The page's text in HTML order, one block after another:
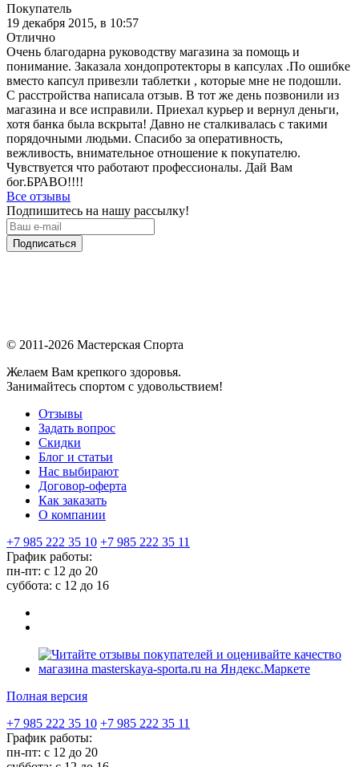
Покупатель
19 декабря 2015, в 10:57
Отлично
Очень благодарна руководству магазина за помощь и
понимание. Заказала хондопротекторы в капсулах .По ошибке
вместо капсул привезли таблетки , которые мне не подошли.
С расстройства написала отзыв. В тот же день позвонили из
магазина и все исправили. Приехал курьер и вернул деньги,
хотя банка была вскрыта! Давно не сталкивалась с такими
порядочными людьми. Спасибо за оперативность,
вежливость, внимательное отношение к покупателю.
Чувствуется что работают профессионалы. Дай Вам
бог.БРАВО!!!!
Все отзывы
Подпишитесь на нашу рассылку!
Подписаться
© 2011-2026 Мастерская Спорта
Желаем Вам крепкого здоровья.
Занимайтесь спортом с удовольствием!
Отзывы
Задать вопрос
Скидки
Блог и статьи
Нас выбирают
Договор-оферта
Как заказать
О компании
+7 985 222 35 10 +7 985 222 35 11
График работы:
пн-пт: с 12 до 20
суббота: c 12 до 16
Полная версия
+7 985 222 35 10 +7 985 222 35 11
График работы:
пн-пт: с 12 до 20